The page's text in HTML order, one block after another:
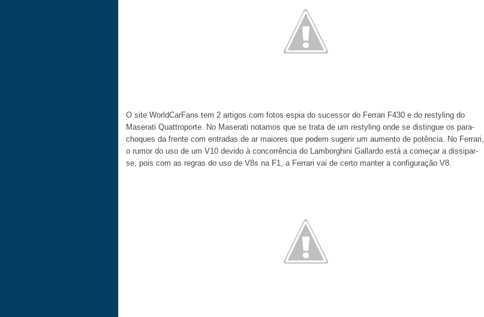
O site WorldCarFans tem 2 artigos com fotos espia do sucessor do Ferrari F430 e do restyling do
Maserati Quattroporte. No Maserati notamos que se trata de um restyling onde se distingue os para-
choques da frente com entradas de ar maiores que podem sugerir um aumento de potência. No Ferrari,
o rumor do uso de um V10 devido à concorrência do Lamborghini Gallardo está a começar a dissipar-
se, pois com as regras do uso de V8s na F1, a Ferrari vai de certo manter a configuração V8.